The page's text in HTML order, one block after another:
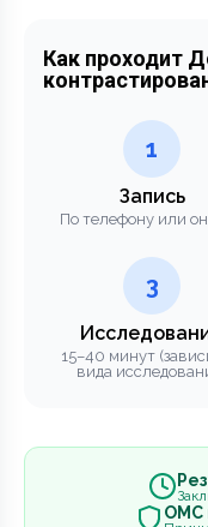
Как проходит
1
Запись
По телефону или
3
15–40 минут
вида
ОМС